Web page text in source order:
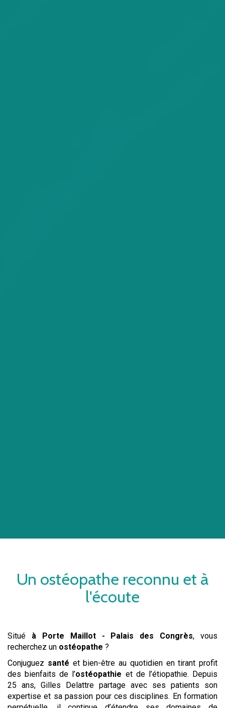
Un ostéopathe reconnu et à
l'écoute
Situé à Porte Maillot - Palais des Congrès, vous
recherchez un ostéopathe ?
Conjuguez santé et bien-être au quotidien en tirant profit
des bienfaits de l’ostéopathie et de l’étiopathie. Depuis
25 ans, Gilles Delattre partage avec ses patients son
expertise et sa passion pour ces disciplines. En formation